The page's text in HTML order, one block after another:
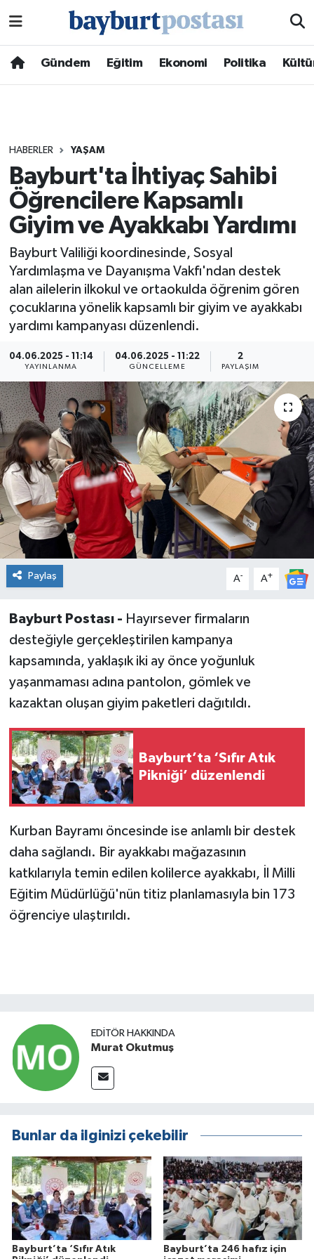
Gündem Eğitim Ekonomi Politika
HABERLER YAŞAM
Bayburt'ta İhtiyaç Sahibi
Öğrencilere Kapsamlı
Giyim ve Ayakkabı Yardımı
Bayburt Valiliği koordinesinde, Sosyal
Yardımlaşma ve Dayanışma Vakfı'ndan destek
alan ailelerin ilkokul ve ortaokulda öğrenim gören
çocuklarına yönelik kapsamlı bir giyim ve ayakkabı
yardımı kampanyası düzenlendi.
04.06.2025 - 11:14
YAYINLANMA
04.06.2025 - 11:22
GÜNCELLEME
2
PAYLAŞIM
Paylaş A- A+
Bayburt Postası - Hayırsever firmaların
desteğiyle gerçekleştirilen kampanya
kapsamında, yaklaşık iki ay önce yoğunluk
yaşanmaması adına pantolon, gömlek ve
kazaktan oluşan giyim paketleri dağıtıldı.
Bayburt’ta ‘Sıfır Atık
Pikniği’ düzenlendi
Kurban Bayramı öncesinde ise anlamlı bir destek
daha sağlandı. Bir ayakkabı mağazasının
katkılarıyla temin edilen kolilerce ayakkabı, İl Milli
Eğitim Müdürlüğü'nün titiz planlamasıyla bin 173
öğrenciye ulaştırıldı.
EDITÖR HAKKINDA
Murat Okutmuş
Bunlar da ilginizi çekebilir
Bayburt’ta ‘Sıfır Atık
Bayburt’ta 246 hafız için
Hava Durumu
Süper Lig Puan Durumu ve Fikstür
Tüm Manşetler
Son Dakika Haberleri
Haber Arşivi